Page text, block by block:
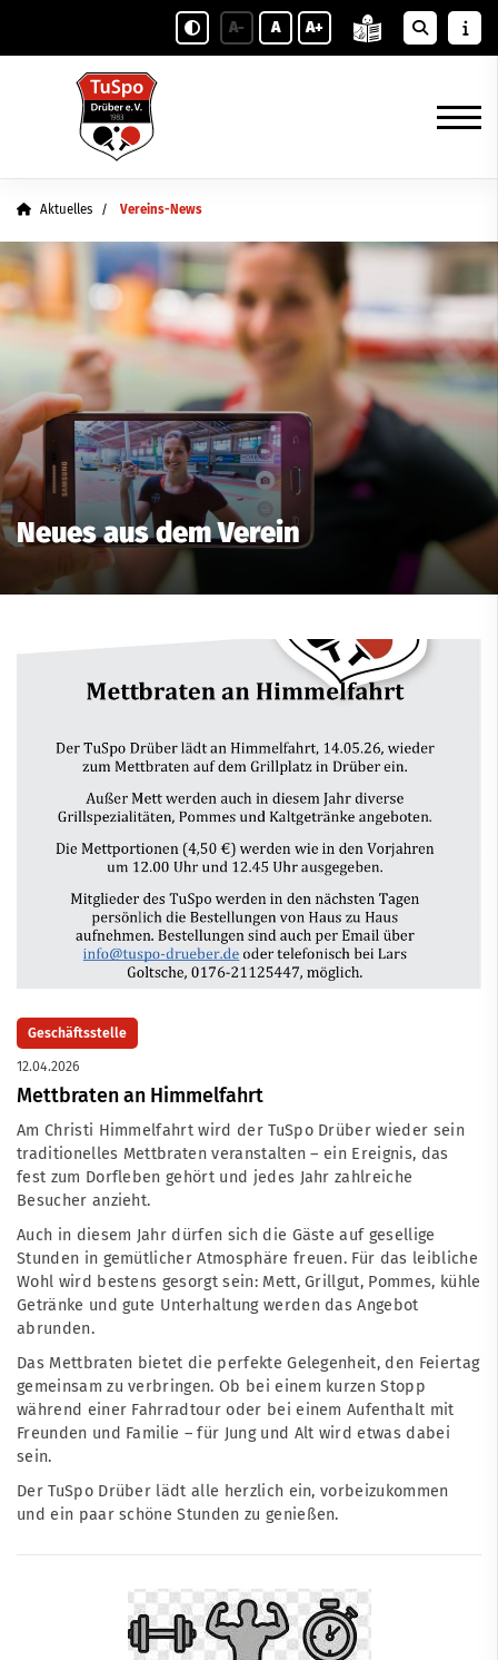
A- A A+
Aktuelles Vereins-News
Neues aus dem Verein
Geschäftsstelle
12.04.2026
Mettbraten an Himmelfahrt
Am Christi Himmelfahrt wird der TuSpo Drüber wieder sein
traditionelles Mettbraten veranstalten – ein Ereignis, das
fest zum Dorfleben gehört und jedes Jahr zahlreiche
Besucher anzieht.
Auch in diesem Jahr dürfen sich die Gäste auf gesellige
Stunden in gemütlicher Atmosphäre freuen. Für das leibliche
Wohl wird bestens gesorgt sein: Mett, Grillgut, Pommes, kühle
Getränke und gute Unterhaltung werden das Angebot
abrunden.
Das Mettbraten bietet die perfekte Gelegenheit, den Feiertag
gemeinsam zu verbringen. Ob bei einem kurzen Stopp
während einer Fahrradtour oder bei einem Aufenthalt mit
Freunden und Familie – für Jung und Alt wird etwas dabei
sein.
Der TuSpo Drüber lädt alle herzlich ein, vorbeizukommen
und ein paar schöne Stunden zu genießen.